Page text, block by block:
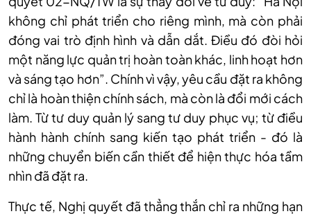
không chỉ phát triển cho riêng mình, mà còn phải
đóng vai trò định hình và dẫn dắt. Điều đó đòi hỏi
một năng lực quản trị hoàn toàn khác, linh hoạt hơn
và sáng tạo hơn”. Chính vì vậy, yêu cầu đặt ra không
chỉ là hoàn thiện chính sách, mà còn là đổi mới cách
làm. Từ tư duy quản lý sang tư duy phục vụ; từ điều
hành hành chính sang kiến tạo phát triển - đó là
những chuyển biến cần thiết để hiện thực hóa tầm
nhìn đã đặt ra.
Thực tế, Nghị quyết đã thẳng thắn chỉ ra những hạn